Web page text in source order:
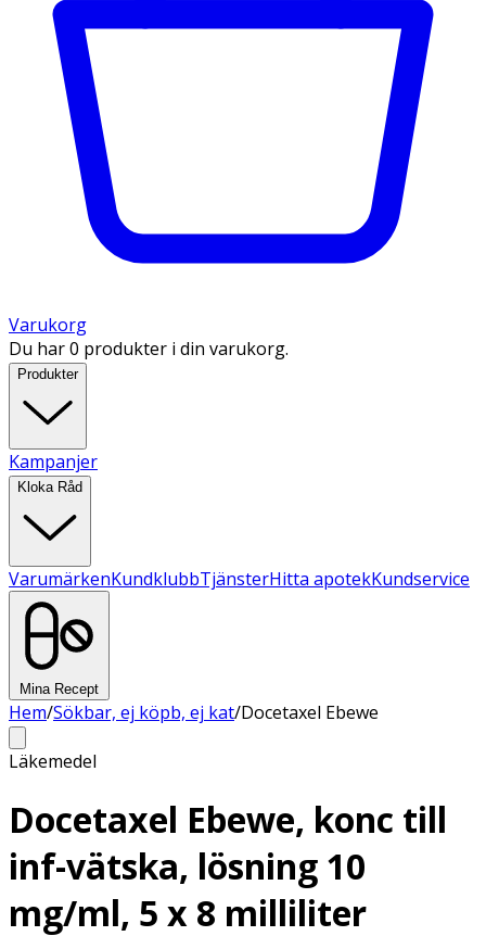
Varukorg
Du har 0 produkter i din varukorg.
Produkter
Kampanjer
Kloka Råd
VarumärkenKundklubbTjänsterHitta apotekKundservice
Mina Recept
Hem/Sökbar, ej köpb, ej kat/Docetaxel Ebewe
Läkemedel
Docetaxel Ebewe, konc till
inf-vätska, lösning 10
mg/ml, 5 x 8 milliliter